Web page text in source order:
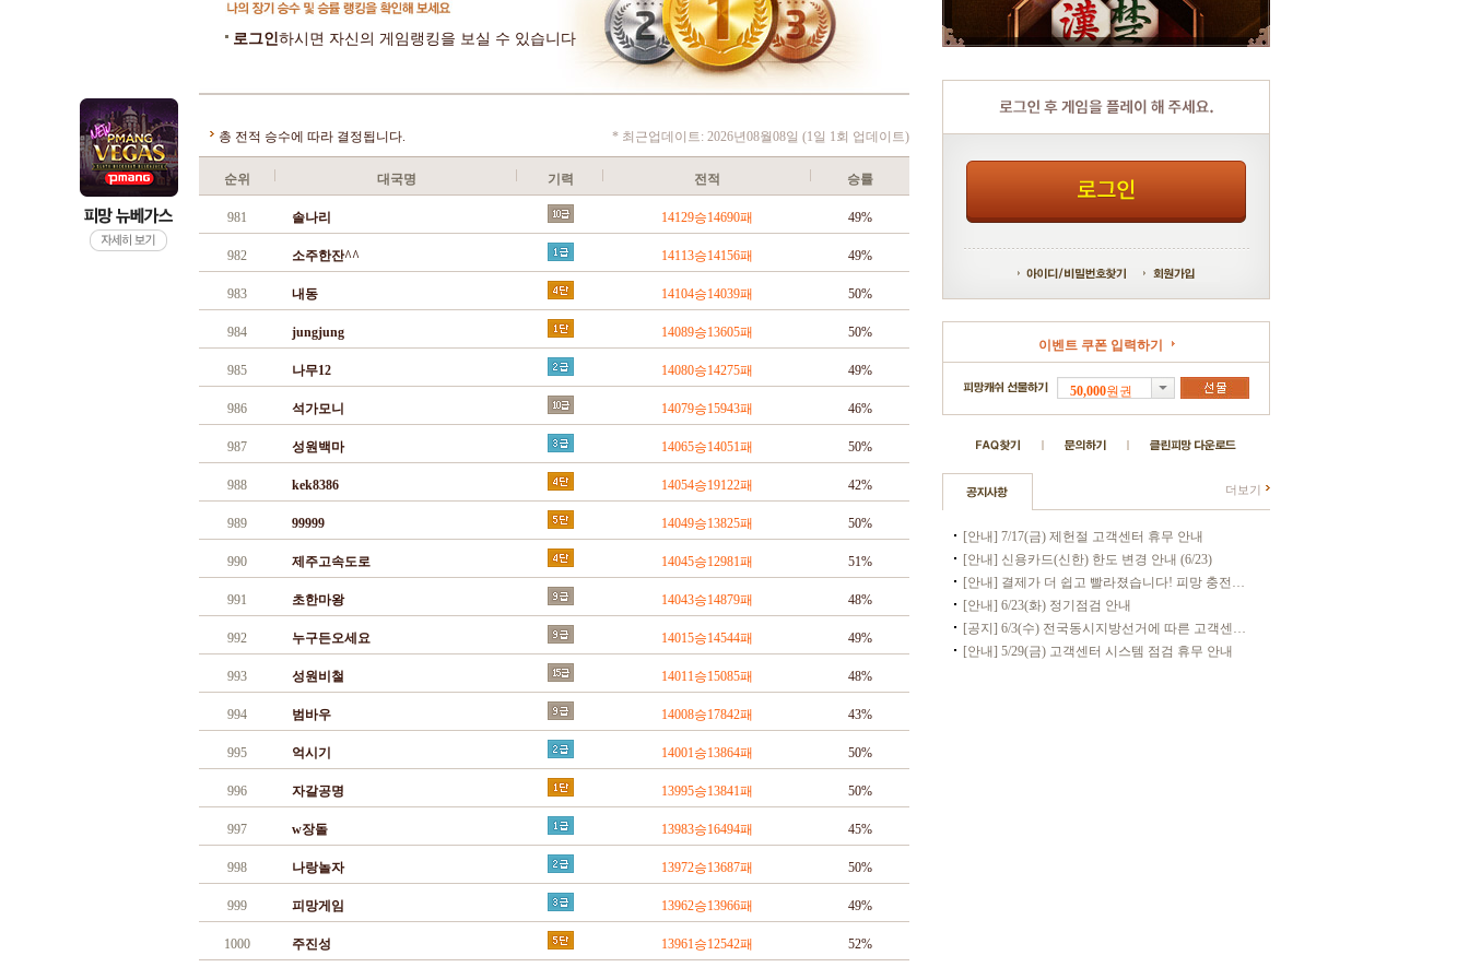
로그인하시면 자신의 게임랭킹을 보실 수 있습니다
총 전적 승수에 따라 결정됩니다. * 최근업데이트: 2026년08월08일 (1일 1회 업데이트)
순위 대국명 기력 전적 승률
981 솔나리 14129승14690패 49%
982 소주한잔^^ 14113승14156패 49%
983 내동 14104승14039패 50%
984 jungjung 14089승13605패 50%
985 나무12 14080승14275패 49%
986 석가모니 14079승15943패 46%
987 성원백마 14065승14051패 50%
988 kek8386 14054승19122패 42%
989 99999 14049승13825패 50%
990 제주고속도로 14045승12981패 51%
991 초한마왕 14043승14879패 48%
992 누구든오세요 14015승14544패 49%
993 성원비철 14011승15085패 48%
994 범바우 14008승17842패 43%
995 억시기 14001승13864패 50%
996 자갈공명 13995승13841패 50%
997 w장돌 13983승16494패 45%
998 나랑놀자 13972승13687패 50%
999 피망게임 13962승13966패 49%
1000 주진성 13961승12542패 52%
이벤트 쿠폰 입력하기
50,000원 권
[안내] 7/17(금) 제헌절 고객센터 휴무 안내
[안내] 신용카드(신한) 한도 변경 안내 (6/23)
[안내] 결제가 더 쉽고 빨라졌습니다! 피망 충전. . .
[안내] 6/23(화) 정기점검 안내
[공지] 6/3(수) 전국동시지방선거에 따른 고객센. . .
[안내] 5/29(금) 고객센터 시스템 점검 휴무 안내
더보기